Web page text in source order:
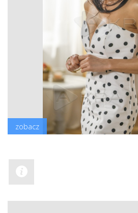
zobacz